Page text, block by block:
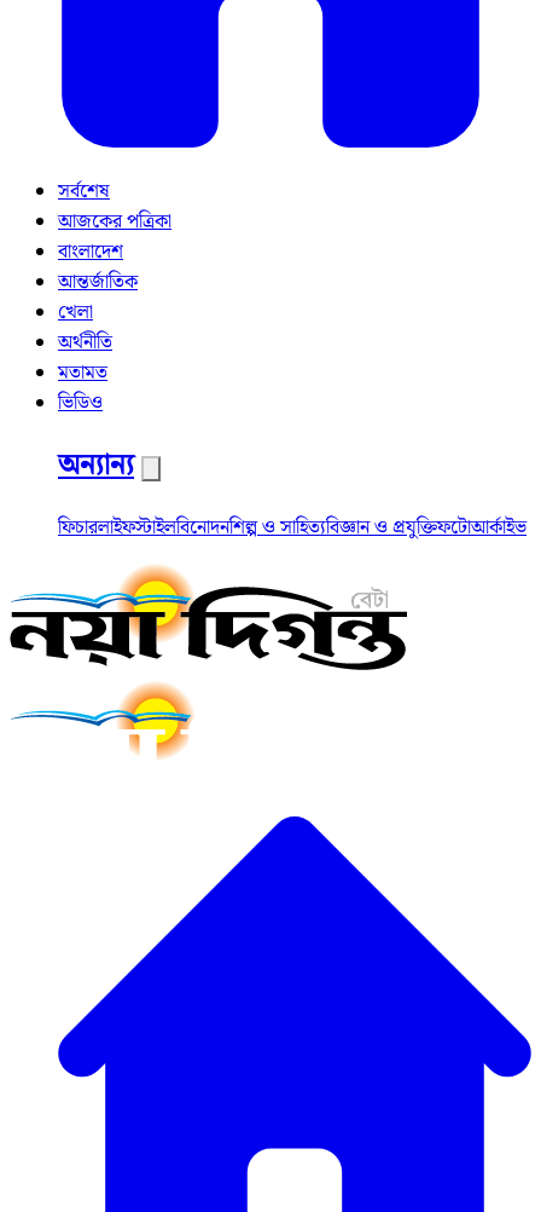
সর্বশেষ
আজকের পত্রিকা
বাংলাদেশ
আন্তর্জাতিক
খেলা
অর্থনীতি
মতামত
ভিডিও
অন্যান্য
ফিচারলাইফস্টাইলবিনোদনশিল্প ও সাহিত্যবিজ্ঞান ও প্রযুক্তিফটোআর্কাইভ